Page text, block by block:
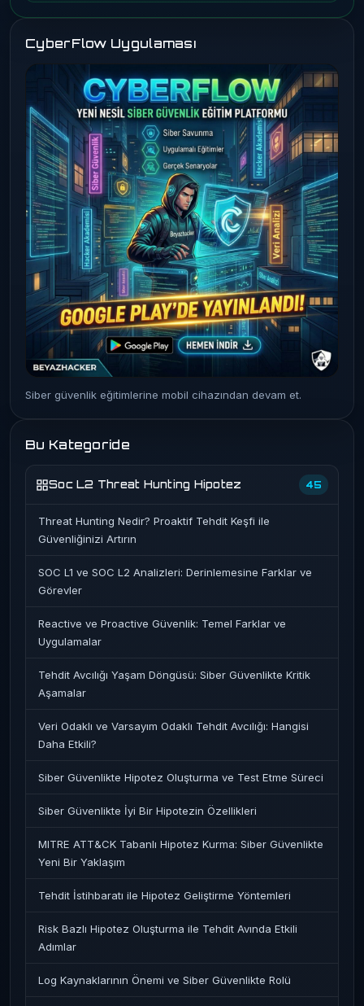
CyberFlow Uygulaması
Siber güvenlik eğitimlerine mobil cihazından devam et.
Bu Kategoride
Soc L2 Threat Hunting Hipotez 45
Threat Hunting Nedir? Proaktif Tehdit Keşfi ile
Güvenliğinizi Artırın
SOC L1 ve SOC L2 Analizleri: Derinlemesine Farklar ve
Görevler
Reactive ve Proactive Güvenlik: Temel Farklar ve
Uygulamalar
Tehdit Avcılığı Yaşam Döngüsü: Siber Güvenlikte Kritik
Aşamalar
Veri Odaklı ve Varsayım Odaklı Tehdit Avcılığı: Hangisi
Daha Etkili?
Siber Güvenlikte Hipotez Oluşturma ve Test Etme Süreci
Siber Güvenlikte İyi Bir Hipotezin Özellikleri
MITRE ATT&CK Tabanlı Hipotez Kurma: Siber Güvenlikte
Yeni Bir Yaklaşım
Tehdit İstihbaratı ile Hipotez Geliştirme Yöntemleri
Risk Bazlı Hipotez Oluşturma ile Tehdit Avında Etkili
Adımlar
Log Kaynaklarının Önemi ve Siber Güvenlikte Rolü